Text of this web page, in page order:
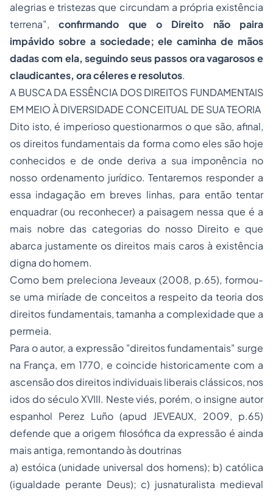
alegrias e tristezas que circundam a própria existência
terrena”,confirmando que o Direito não paira
impávido sobre a sociedade; ele caminha de mãos
dadas com ela, seguindo seus passos ora vagarosos e
claudicantes, ora céleres e resolutos.
A BUSCA DA ESSÊNCIA DOS DIREITOS FUNDAMENTAIS
EM MEIO À DIVERSIDADE CONCEITUAL DE SUA TEORIA
Dito isto, é imperioso questionarmos o que são, afinal,
os direitos fundamentais da forma como eles são hoje
conhecidos e de onde deriva a sua imponência no
nosso ordenamento jurídico. Tentaremos responder a
essa indagação em breves linhas, para então tentar
enquadrar (ou reconhecer) a paisagem nessa que é a
mais nobre das categorias do nosso Direito e que
abarca justamente os direitos mais caros à existência
digna do homem.
Como bem preleciona Jeveaux (2008, p.65), formou-
se uma miríade de conceitos a respeito da teoria dos
direitos fundamentais, tamanha a complexidade que a
permeia.
Para o autor, a expressão "direitos fundamentais" surge
na França, em 1770, e coincide historicamente com a
ascensão dos direitos individuais liberais clássicos, nos
idos do século XVIII. Neste viés, porém, o insigne autor
espanhol Perez Luño (apud JEVEAUX, 2009, p.65)
defende que a origem filosófica da expressão é ainda
mais antiga, remontando às doutrinas
a) estóica (unidade universal dos homens); b) católica
(igualdade perante Deus); c) jusnaturalista medieval